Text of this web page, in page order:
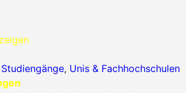
Studiengänge, Unis & Fachhochschulen